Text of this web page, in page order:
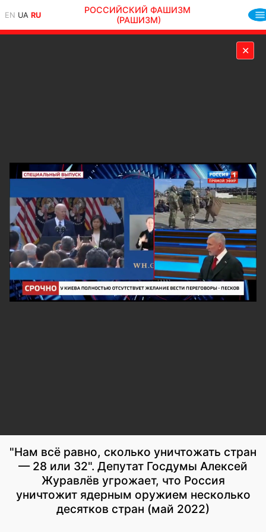
EN UA RU
РОССИЙСКИЙ ФАШИЗМ
(РАШИЗМ)
✕
"Нам всё равно, сколько уничтожать стран
— 28 или 32". Депутат Госдумы Алексей
Журавлёв угрожает, что Россия
уничтожит ядерным оружием несколько
десятков стран (май 2022)